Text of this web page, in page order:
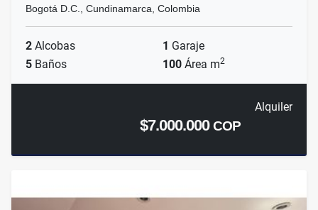
Bogotá D.C., Cundinamarca, Colombia
2 Alcobas 1 Garaje
5 Baños 100 Área m2
Alquiler
$7.000.000COP